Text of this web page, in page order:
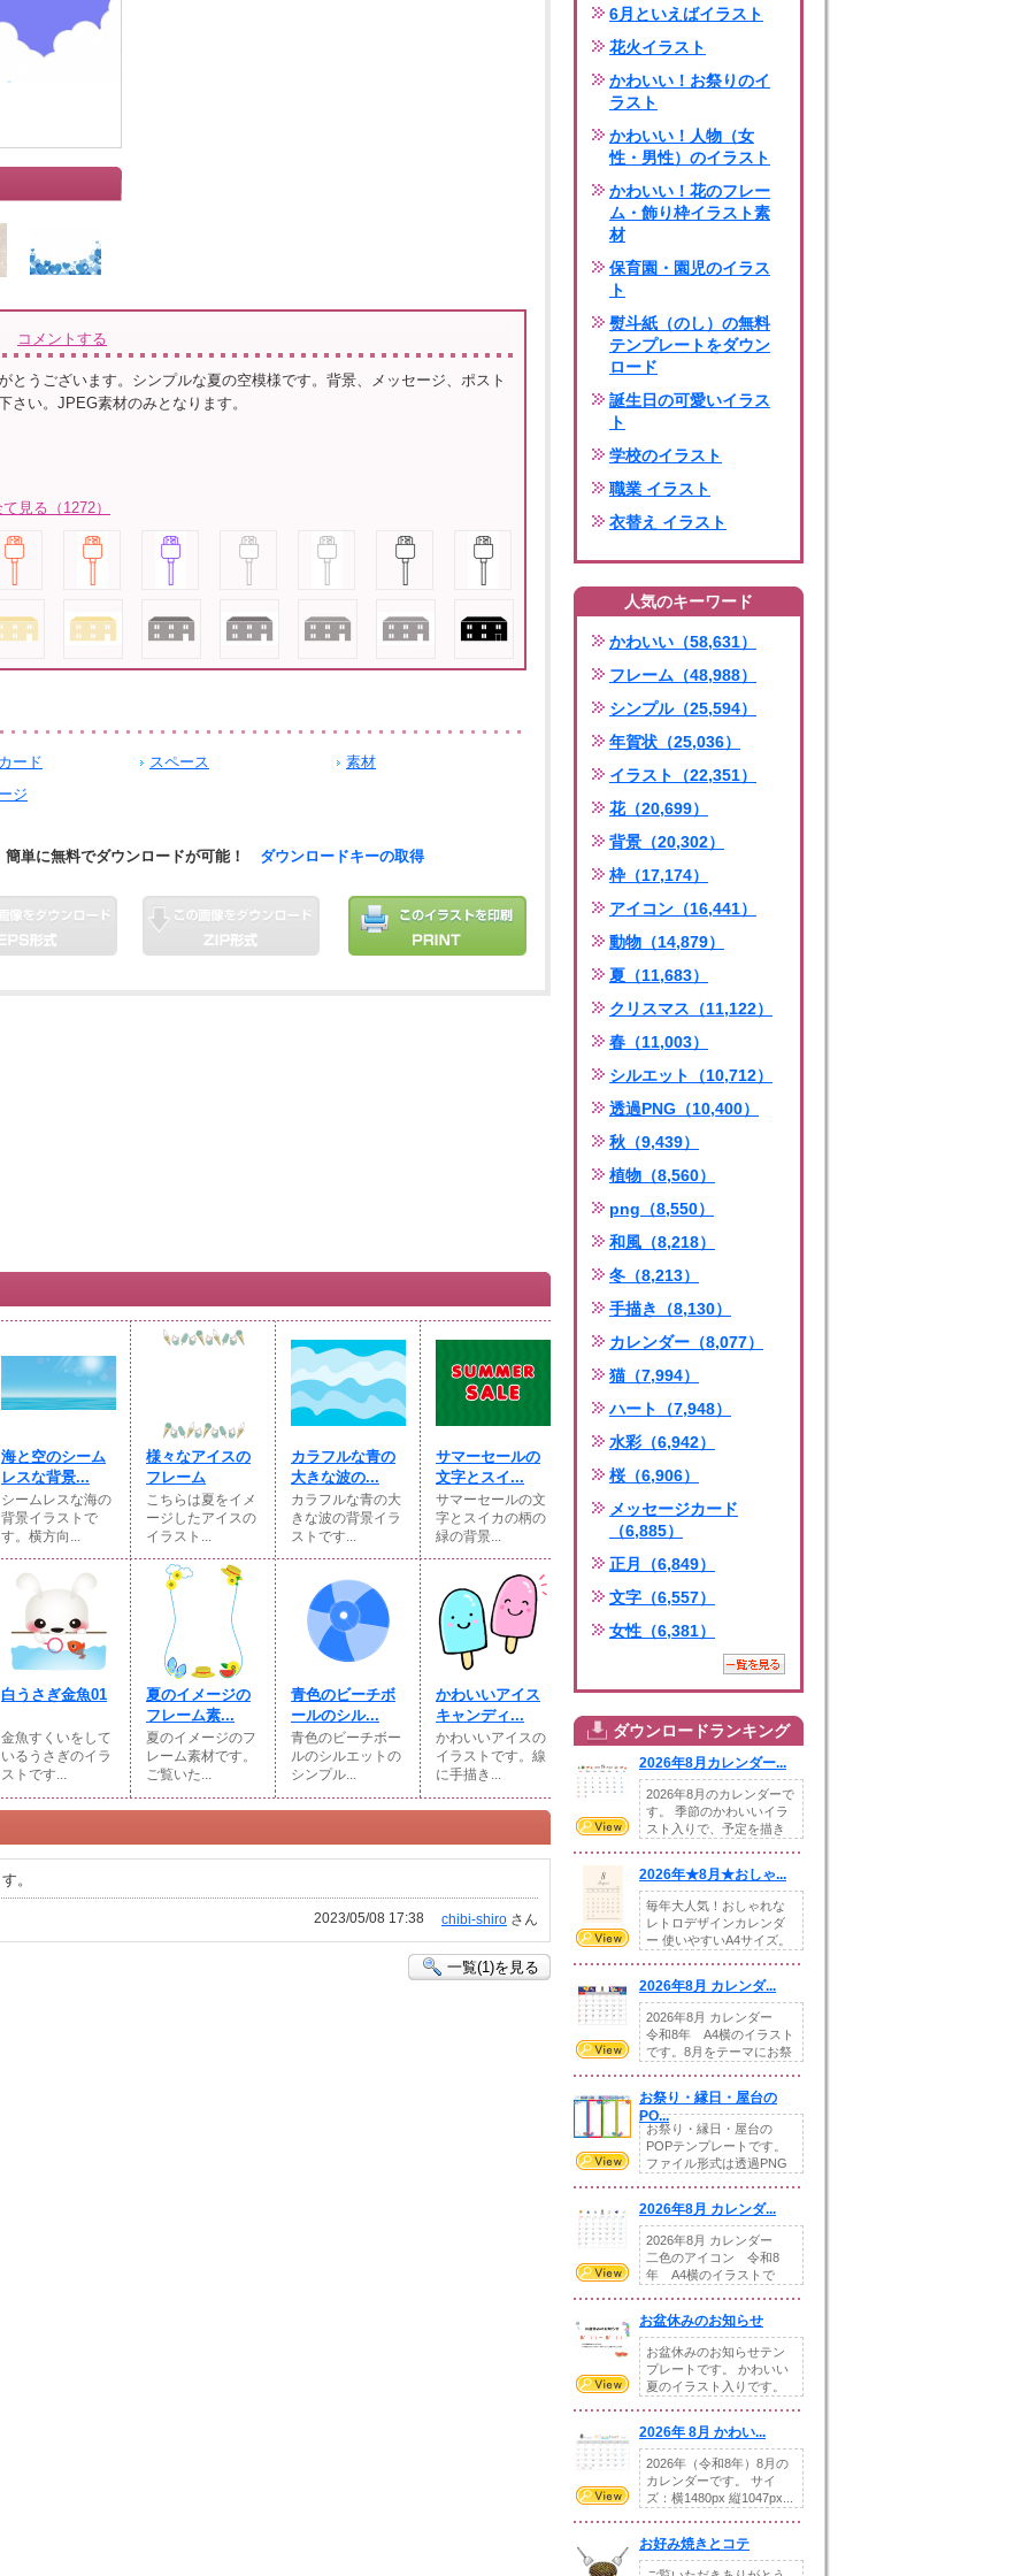
コメントする
とうございます。シンプルな夏の空模様です。背景、メッセージ、ポスト
さい。JPEG素材のみとなります。
見る（1272）
ード スペース
素材
ジ
単に無料でダウンロードが可能！ ダウンロードキーの取得
海と空のシーム
レスな背景...
シームレスな海の
背景イラストで
す。横方向...
様々なアイスの
フレーム
こちらは夏をイメ
ージしたアイスの
イラスト...
カラフルな青の
大きな波の...
カラフルな青の大
きな波の背景イラ
ストです...
サマーセールの
文字とスイ...
サマーセールの文
字とスイカの柄の
緑の背景...
白うさぎ金魚01
金魚すくいをして
いるうさぎのイラ
ストです...
夏のイメージの
フレーム素...
夏のイメージのフ
レーム素材です。
ご覧いた...
青色のビーチボ
ールのシル...
青色のビーチボー
ルのシルエットの
シンプル...
かわいいアイス
キャンディ...
かわいいアイスの
イラストです。線
に手描き...
。
chibi-shiro さん
2023/05/08 17:38
一覧(1)を見る
6月といえばイラスト
花火イラスト
かわいい！お祭りのイ
ラスト
かわいい！人物（女
性・男性）のイラスト
かわいい！花のフレー
ム・飾り枠イラスト素
材
保育園・園児のイラス
ト
熨斗紙（のし）の無料
テンプレートをダウン
ロード
誕生日の可愛いイラス
ト
学校のイラスト
職業 イラスト
衣替え イラスト
人気のキーワード
かわいい（58,631）
フレーム（48,988）
シンプル（25,594）
年賀状（25,036）
イラスト（22,351）
花（20,699）
背景（20,302）
枠（17,174）
アイコン（16,441）
動物（14,879）
夏（11,683）
クリスマス（11,122）
春（11,003）
シルエット（10,712）
透過PNG（10,400）
秋（9,439）
植物（8,560）
png（8,550）
和風（8,218）
冬（8,213）
手描き（8,130）
カレンダー（8,077）
猫（7,994）
ハート（7,948）
水彩（6,942）
桜（6,906）
メッセージカード
（6,885）
正月（6,849）
文字（6,557）
女性（6,381）
ダウンロードランキング
2026年8月カレンダー...
2026年8月のカレンダーで
す。 季節のかわいいイラ
スト入りで、予定を描き
2026年★8月★おしゃ...
毎年大人気！おしゃれな
レトロデザインカレンダ
ー 使いやすいA4サイズ。
2026年8月 カレンダ...
2026年8月 カレンダー
令和8年 A4横のイラスト
です。8月をテーマにお祭
お祭り・縁日・屋台の
PO...
お祭り・縁日・屋台の
POPテンプレートです。
ファイル形式は透過PNG
2026年8月 カレンダ...
2026年8月 カレンダー
二色のアイコン 令和8
年 A4横のイラストで
お盆休みのお知らせ
お盆休みのお知らせテン
プレートです。 かわいい
夏のイラスト入りです。
2026年 8月 かわい...
2026年（令和8年）8月の
カレンダーです。 サイ
ズ：横1480px 縦1047px...
お好み焼きとコテ